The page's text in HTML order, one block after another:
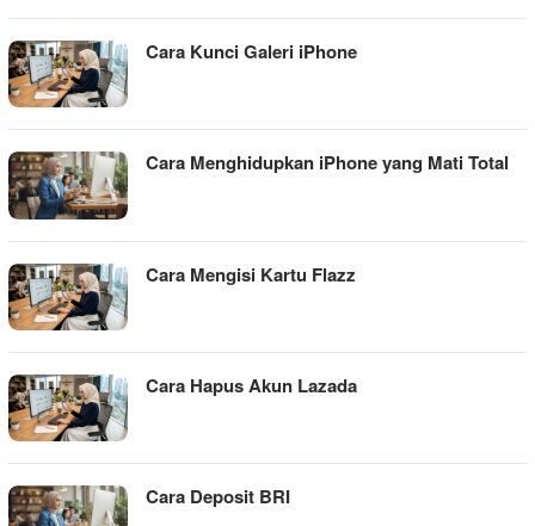
Cara Kunci Galeri iPhone
Cara Menghidupkan iPhone yang Mati Total
Cara Mengisi Kartu Flazz
Cara Hapus Akun Lazada
Cara Deposit BRI